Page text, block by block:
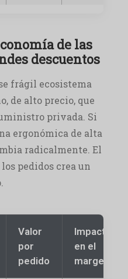
de las
descuentos
frágil ecosistema
de alto precio, que
privada. Si
ergonómica de alta
radicalmente. El
pedidos crea un
Valor
por
pedido
Impacto
en el
margen